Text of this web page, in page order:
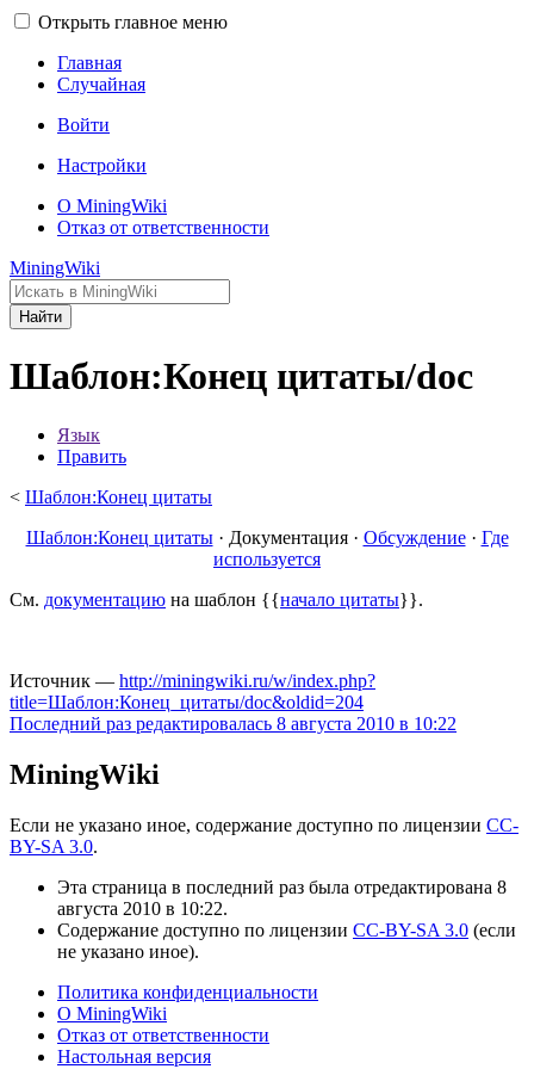
Открыть главное меню
Главная
Случайная
Войти
Настройки
О MiningWiki
Отказ от ответственности
MiningWiki
Найти
Шаблон:Конец цитаты/doc
Язык
Править
< Шаблон:Конец цитаты
Шаблон:Конец цитаты· Документация· Обсуждение· Где
используется
См. документацию на шаблон {{начало цитаты}}.
Источник — http://miningwiki.ru/w/index.php?
title=Шаблон:Конец_цитаты/doc&oldid=204
Последний раз редактировалась 8 августа 2010 в 10:22
MiningWiki
Если не указано иное, содержание доступно по лицензии CC-
BY-SA 3.0.
Эта страница в последний раз была отредактирована 8
августа 2010 в 10:22.
Содержание доступно по лицензии CC-BY-SA 3.0 (если
не указано иное).
Политика конфиденциальности
О MiningWiki
Отказ от ответственности
Настольная версия